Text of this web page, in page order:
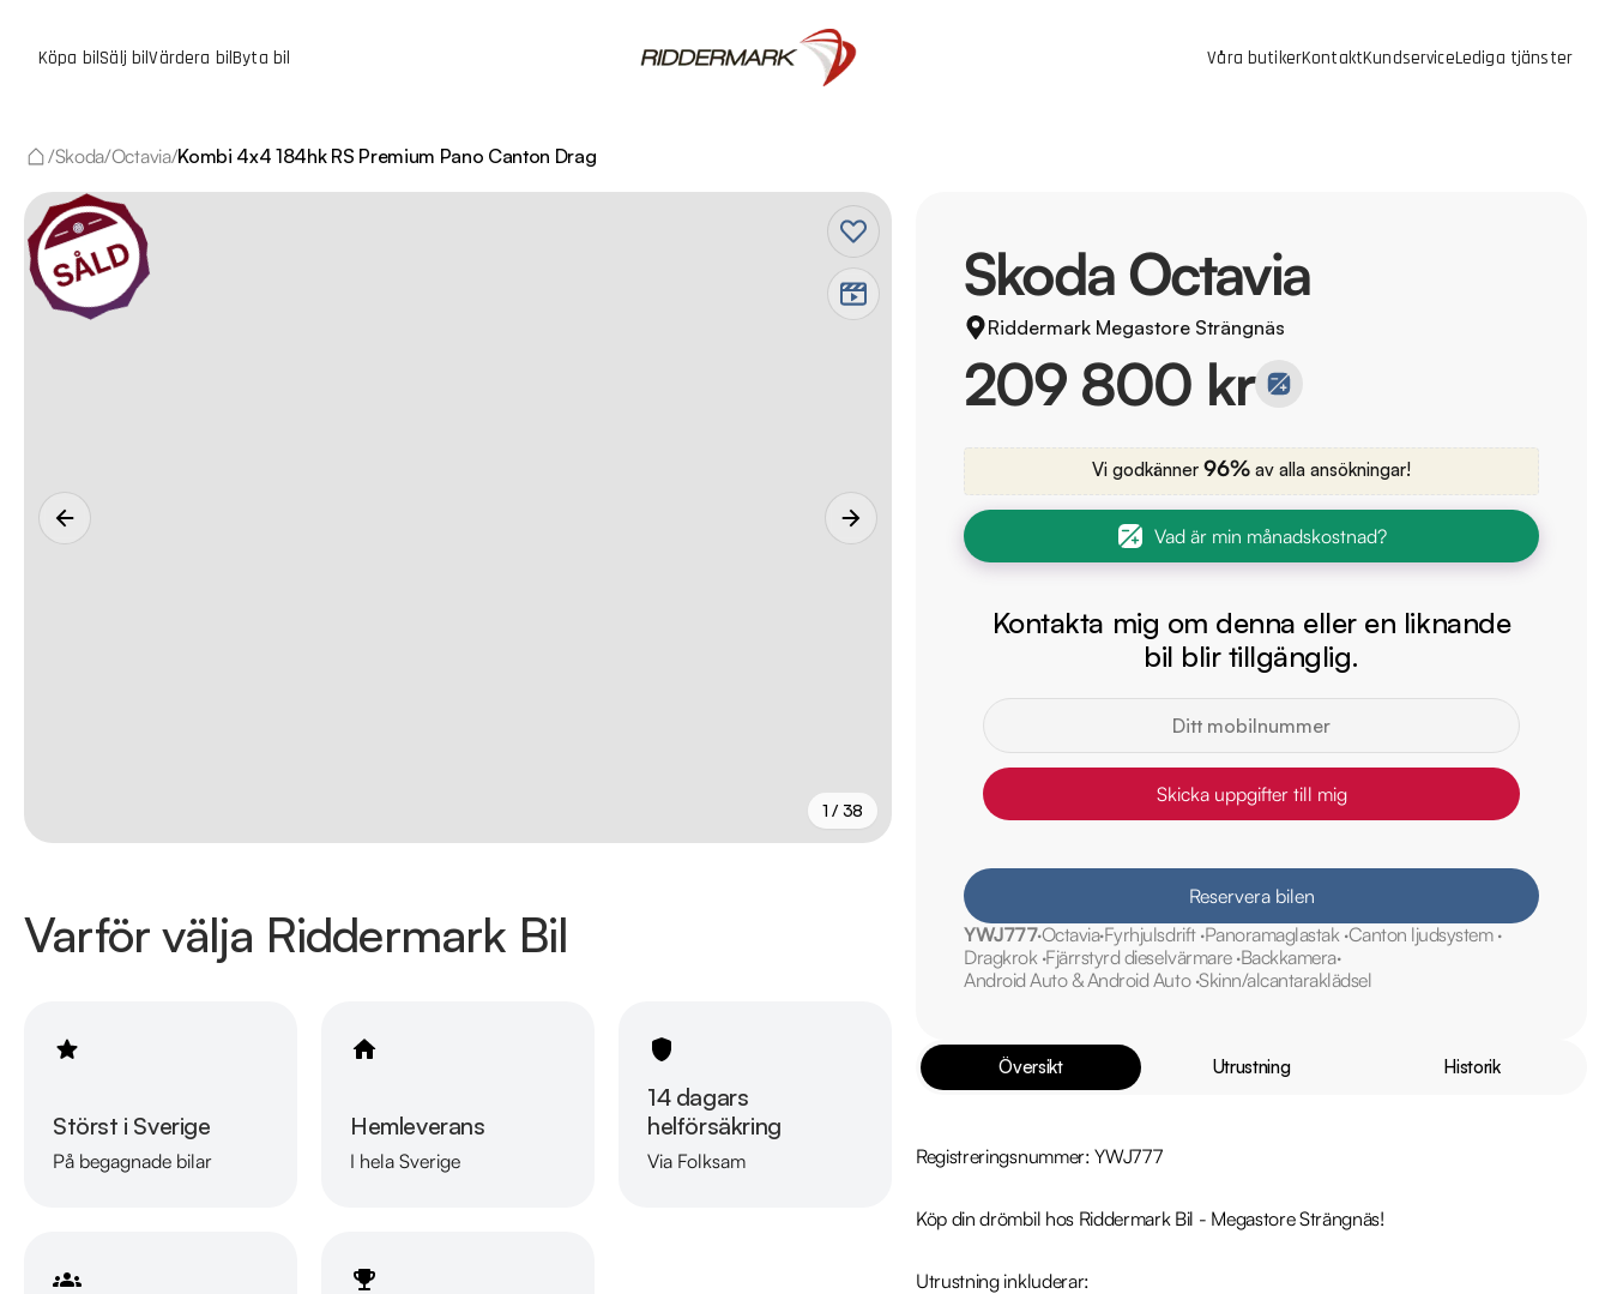
Köpa bilSälj bilVärdera bilByta bil Våra butikerKontaktKundserviceLediga tjänster
/Skoda/Octavia/Kombi 4x4 184hk RS Premium Pano Canton Drag
1 / 38
Varför välja Riddermark Bil
Störst i Sverige
På begagnade bilar
Hemleverans
I hela Sverige
14 dagars
helförsäkring
Via Folksam
Skoda Octavia
Riddermark Megastore Strängnäs
209 800 kr
Vi godkänner 96% av alla ansökningar!
Vad är min månadskostnad?
Kontakta mig om denna eller en liknande
bil blir tillgänglig.
Skicka uppgifter till mig
Reservera bilen
YWJ777OctaviaFyrhjulsdrift Panoramaglastak Canton ljudsystem
Dragkrok Fjärrstyrd dieselvärmare Backkamera
Android Auto & Android Auto Skinn/alcantaraklädsel
Översikt Utrustning Historik
Registreringsnummer: YWJ777
Köp din drömbil hos Riddermark Bil - Megastore Strängnäs!
Utrustning inkluderar: